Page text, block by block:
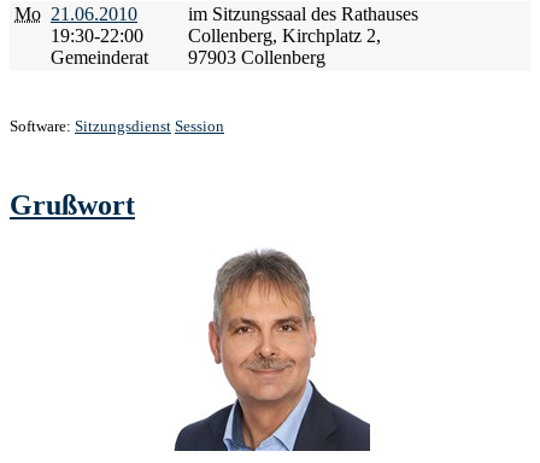
Mo 21.06.2010
19:30-22:00
Gemeinderat
im Sitzungssaal des Rathauses
Collenberg, Kirchplatz 2,
97903 Collenberg
Software: Sitzungsdienst Session
Grußwort